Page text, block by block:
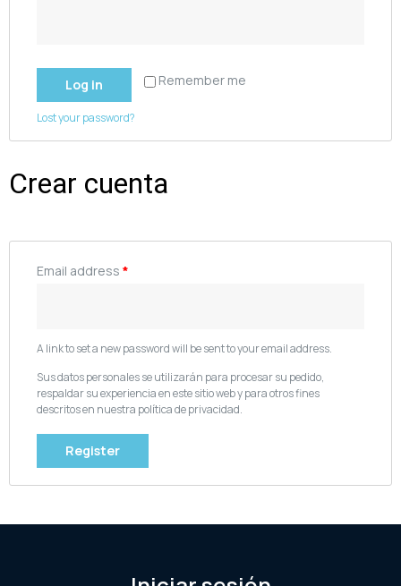
Remember me
Log in
Lost your password?
Crear cuenta
Email address *
A link to set a new password will be sent to your email address.
Sus datos personales se utilizarán para procesar su pedido,
respaldar su experiencia en este sitio web y para otros fines
descritos en nuestra política de privacidad.
Register